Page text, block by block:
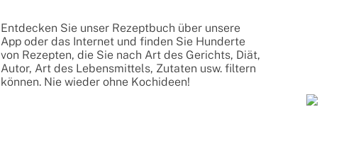
Entdecken Sie unser Rezeptbuch über unsere
App oder das Internet und finden Sie Hunderte
von Rezepten, die Sie nach Art des Gerichts, Diät,
Autor, Art des Lebensmittels, Zutaten usw. filtern
können. Nie wieder ohne Kochideen!